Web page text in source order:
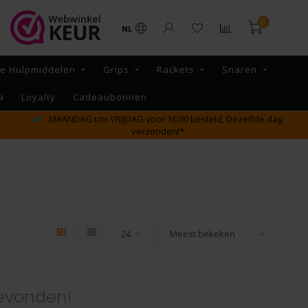
NL
0
Hulpmiddelen Grips Rackets Snaren
Loyalty
Cadeaubonnen
MAANDAG t/m VRIJDAG voor 16:00 besteld, Dezelfde dag
verzonden!*